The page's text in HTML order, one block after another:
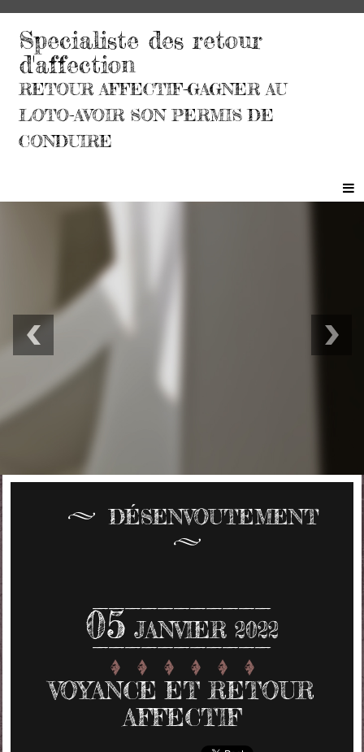
Specialiste des retour
d'affection
RETOUR AFFECTIF-GAGNER AU
LOTO-AVOIR SON PERMIS DE
CONDUIRE
DÉSENVOUTEMENT
05 JANVIER 2022
VOYANCE ET RETOUR
AFFECTIF